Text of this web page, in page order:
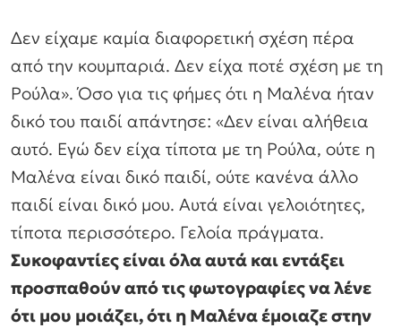
Δεν είχαμε καμία διαφορετική σχέση πέρα
από την κουμπαριά. Δεν είχα ποτέ σχέση με τη
Ρούλα». Όσο για τις φήμες ότι η Μαλένα ήταν
δικό του παιδί απάντησε: «Δεν είναι αλήθεια
αυτό. Εγώ δεν είχα τίποτα με τη Ρούλα, ούτε η
Μαλένα είναι δικό παιδί, ούτε κανένα άλλο
παιδί είναι δικό μου. Αυτά είναι γελοιότητες,
τίποτα περισσότερο. Γελοία πράγματα.
Συκοφαντίες είναι όλα αυτά και εντάξει
προσπαθούν από τις φωτογραφίες να λένε
ότι μου μοιάζει, ότι η Μαλένα έμοιαζε στην